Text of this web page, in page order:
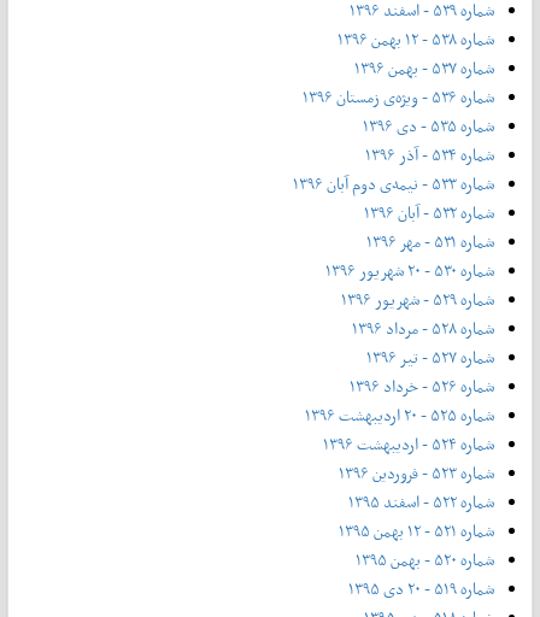
شماره ۵۳۹ - اسفند ۱۳۹۶
شماره ۵۳۸ - ۱۲ بهمن ۱۳۹۶
شماره ۵۳۷ - بهمن ۱۳۹۶
شماره ۵۳۶ - ویژه‌ی زمستان ۱۳۹۶
شماره ۵۳۵ - دی ۱۳۹۶
شماره ۵۳۴ - آذر ۱۳۹۶
شماره ۵۳۳ - نیمه‌ی دوم آبان ۱۳۹۶
شماره ۵۳۲ - آبان ۱۳۹۶
شماره ۵۳۱ - مهر ۱۳۹۶
شماره ۵۳۰ - ۲۰ شهریور ۱۳۹۶
شماره ۵۲۹ - شهریور ۱۳۹۶
شماره ۵۲۸ - مرداد ۱۳۹۶
شماره ۵۲۷ - تیر ۱۳۹۶
شماره ۵۲۶ - خرداد ۱۳۹۶
شماره ۵۲۵ - ۲۰ اردیبهشت ۱۳۹۶
شماره ۵۲۴ - اردیبهشت ۱۳۹۶
شماره ۵۲۳ - فروردین ۱۳۹۶
شماره ۵۲۲ - اسفند ۱۳۹۵
شماره ۵۲۱ - ۱۲ بهمن ۱۳۹۵
شماره ۵۲۰ - بهمن ۱۳۹۵
شماره ۵۱۹ - ۲۰ دی ۱۳۹۵